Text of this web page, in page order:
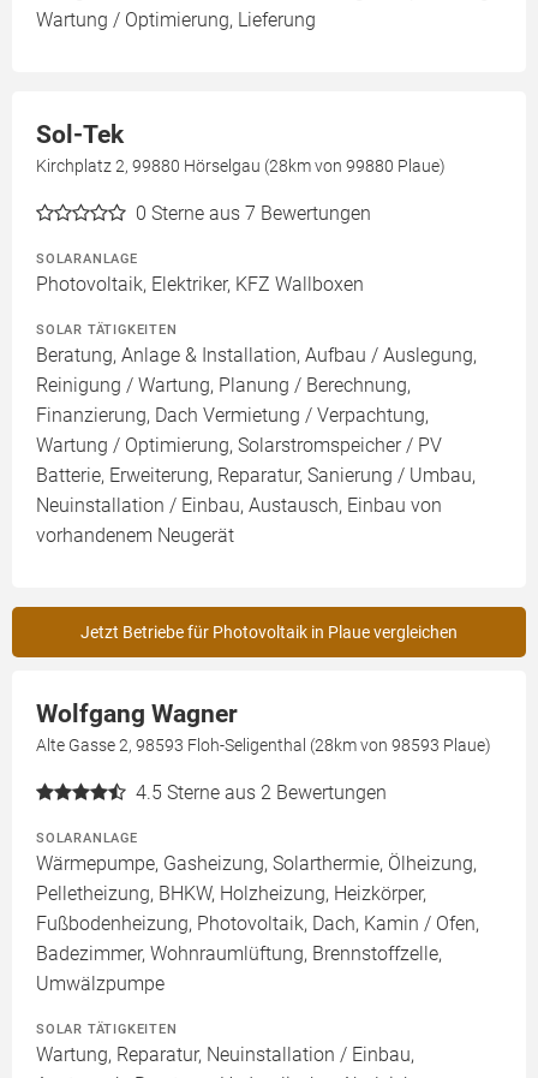
Wartung / Optimierung, Lieferung
Sol-Tek
Kirchplatz 2, 99880 Hörselgau (28km von 99880 Plaue)
0 Sterne aus 7 Bewertungen
SOLARANLAGE
Photovoltaik, Elektriker, KFZ Wallboxen
SOLAR TÄTIGKEITEN
Beratung, Anlage & Installation, Aufbau / Auslegung,
Reinigung / Wartung, Planung / Berechnung,
Finanzierung, Dach Vermietung / Verpachtung,
Wartung / Optimierung, Solarstromspeicher / PV
Batterie, Erweiterung, Reparatur, Sanierung / Umbau,
Neuinstallation / Einbau, Austausch, Einbau von
vorhandenem Neugerät
Jetzt Betriebe für Photovoltaik in Plaue vergleichen
Wolfgang Wagner
Alte Gasse 2, 98593 Floh-Seligenthal (28km von 98593 Plaue)
4.5 Sterne aus 2 Bewertungen
SOLARANLAGE
Wärmepumpe, Gasheizung, Solarthermie, Ölheizung,
Pelletheizung, BHKW, Holzheizung, Heizkörper,
Fußbodenheizung, Photovoltaik, Dach, Kamin / Ofen,
Badezimmer, Wohnraumlüftung, Brennstoffzelle,
Umwälzpumpe
SOLAR TÄTIGKEITEN
Wartung, Reparatur, Neuinstallation / Einbau,